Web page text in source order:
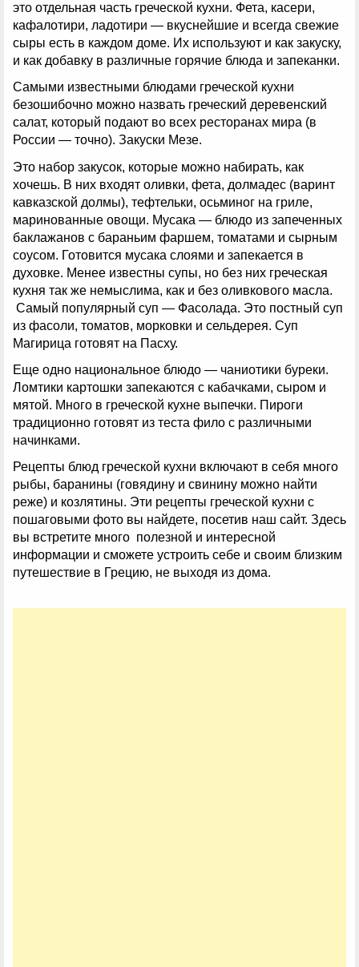
это отдельная часть греческой кухни. Фета, касери,
кафалотири, ладотири — вкуснейшие и всегда свежие
сыры есть в каждом доме. Их используют и как закуску,
и как добавку в различные горячие блюда и запеканки.
Самыми известными блюдами греческой кухни
безошибочно можно назвать греческий деревенский
салат, который подают во всех ресторанах мира (в
России — точно). Закуски Мезе.
Это набор закусок, которые можно набирать, как
хочешь. В них входят оливки, фета, долмадес (варинт
кавказской долмы), тефтельки, осьминог на гриле,
маринованные овощи. Мусака — блюдо из запеченных
баклажанов с бараньим фаршем, томатами и сырным
соусом. Готовится мусака слоями и запекается в
духовке. Менее известны супы, но без них греческая
кухня так же немыслима, как и без оливкового масла.
Самый популярный суп — Фасолада. Это постный суп
из фасоли, томатов, морковки и сельдерея. Суп
Магирица готовят на Пасху.
Еще одно национальное блюдо — чаниотики буреки.
Ломтики картошки запекаются с кабачками, сыром и
мятой. Много в греческой кухне выпечки. Пироги
традиционно готовят из теста фило с различными
начинками.
Рецепты блюд греческой кухни включают в себя много
рыбы, баранины (говядину и свинину можно найти
реже) и козлятины. Эти рецепты греческой кухни с
пошаговыми фото вы найдете, посетив наш сайт. Здесь
вы встретите много полезной и интересной
информации и сможете устроить себе и своим близким
путешествие в Грецию, не выходя из дома.